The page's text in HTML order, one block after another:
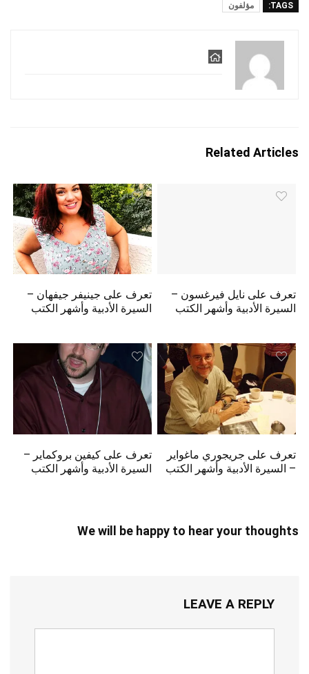
TAGS: مؤلفون
Related Articles
تعرف على نايل فيرغسون –
السيرة الأدبية وأشهر الكتب
تعرف على جينيفر جيفهان –
السيرة الأدبية وأشهر الكتب
تعرف على جريجوري ماغواير
– السيرة الأدبية وأشهر الكتب
تعرف على كيفين بروكماير –
السيرة الأدبية وأشهر الكتب
We will be happy to hear your thoughts
LEAVE A REPLY